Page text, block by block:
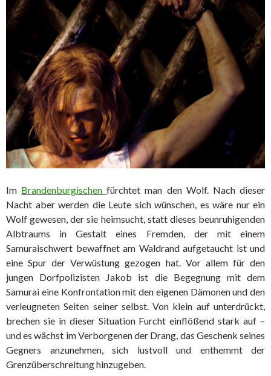
Im Brandenburgischenfürchtet man den Wolf. Nach dieser
Nacht aber werden die Leute sich wünschen, es wäre nur ein
Wolf gewesen, der sie heimsucht, statt dieses beunruhigenden
Albtraums in Gestalt eines Fremden, der mit einem
Samuraischwert bewaffnet am Waldrand aufgetaucht ist und
eine Spur der Verwüstung gezogen hat. Vor allem für den
jungen Dorfpolizisten Jakob ist die Begegnung mit dem
Samurai eine Konfrontation mit den eigenen Dämonen und den
verleugneten Seiten seiner selbst. Von klein auf unterdrückt,
brechen sie in dieser Situation Furcht einflößend stark auf –
und es wächst im Verborgenen der Drang, das Geschenk seines
Gegners anzunehmen, sich lustvoll und enthemmt der
Grenzüberschreitung hinzugeben.